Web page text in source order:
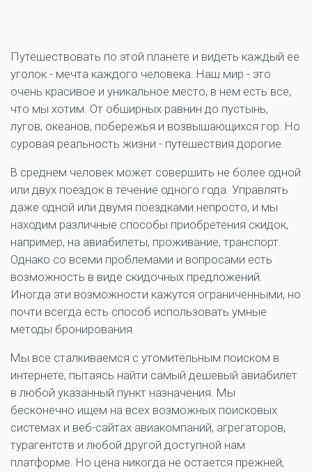
Путешествовать по этой планете и видеть каждый ее
уголок - мечта каждого человека. Наш мир - это
очень красивое и уникальное место, в нем есть все,
что мы хотим. От обширных равнин до пустынь,
лугов, океанов, побережья и возвышающихся гор. Но
суровая реальность жизни - путешествия дорогие.
В среднем человек может совершить не более одной
или двух поездок в течение одного года. Управлять
даже одной или двумя поездками непросто, и мы
находим различные способы приобретения скидок,
например, на авиабилеты, проживание, транспорт.
Однако со всеми проблемами и вопросами есть
возможность в виде скидочных предложений.
Иногда эти возможности кажутся ограниченными, но
почти всегда есть способ использовать умные
методы бронирования.
Мы все сталкиваемся с утомительным поиском в
интернете, пытаясь найти самый дешевый авиабилет
в любой указанный пункт назначения. Мы
бесконечно ищем на всех возможных поисковых
системах и веб-сайтах авиакомпаний, агрегаторов,
турагентств и любой другой доступной нам
платформе. Но цена никогда не остается прежней,